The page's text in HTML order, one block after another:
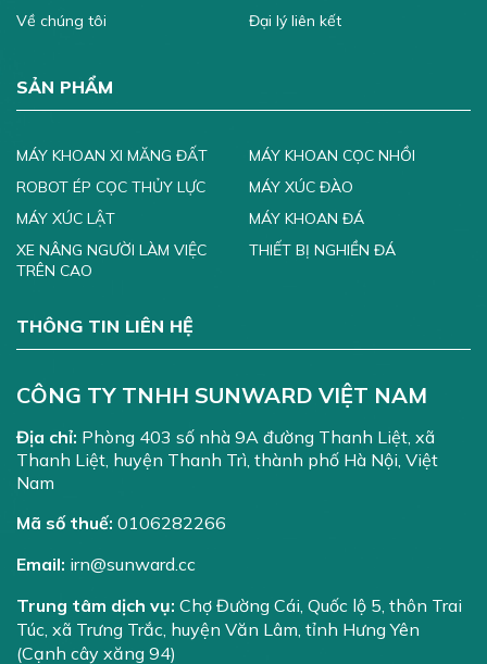
Về chúng tôi
Đại lý liên kết
SẢN PHẨM
MÁY KHOAN XI MĂNG ĐẤT
MÁY KHOAN CỌC NHỒI
ROBOT ÉP CỌC THỦY LỰC
MÁY XÚC ĐÀO
MÁY XÚC LẬT
MÁY KHOAN ĐÁ
XE NÂNG NGƯỜI LÀM VIỆC
TRÊN CAO
THIẾT BỊ NGHIỀN ĐÁ
THÔNG TIN LIÊN HỆ
CÔNG TY TNHH SUNWARD VIỆT NAM
Địa chỉ: Phòng 403 số nhà 9A đường Thanh Liệt, xã
Thanh Liệt, huyện Thanh Trì, thành phố Hà Nội, Việt
Nam
Mã số thuế: 0106282266
Email: irn@sunward.cc
Trung tâm dịch vụ: Chợ Đường Cái, Quốc lộ 5, thôn Trai
Túc, xã Trưng Trắc, huyện Văn Lâm, tỉnh Hưng Yên
(Cạnh cây xăng 94)